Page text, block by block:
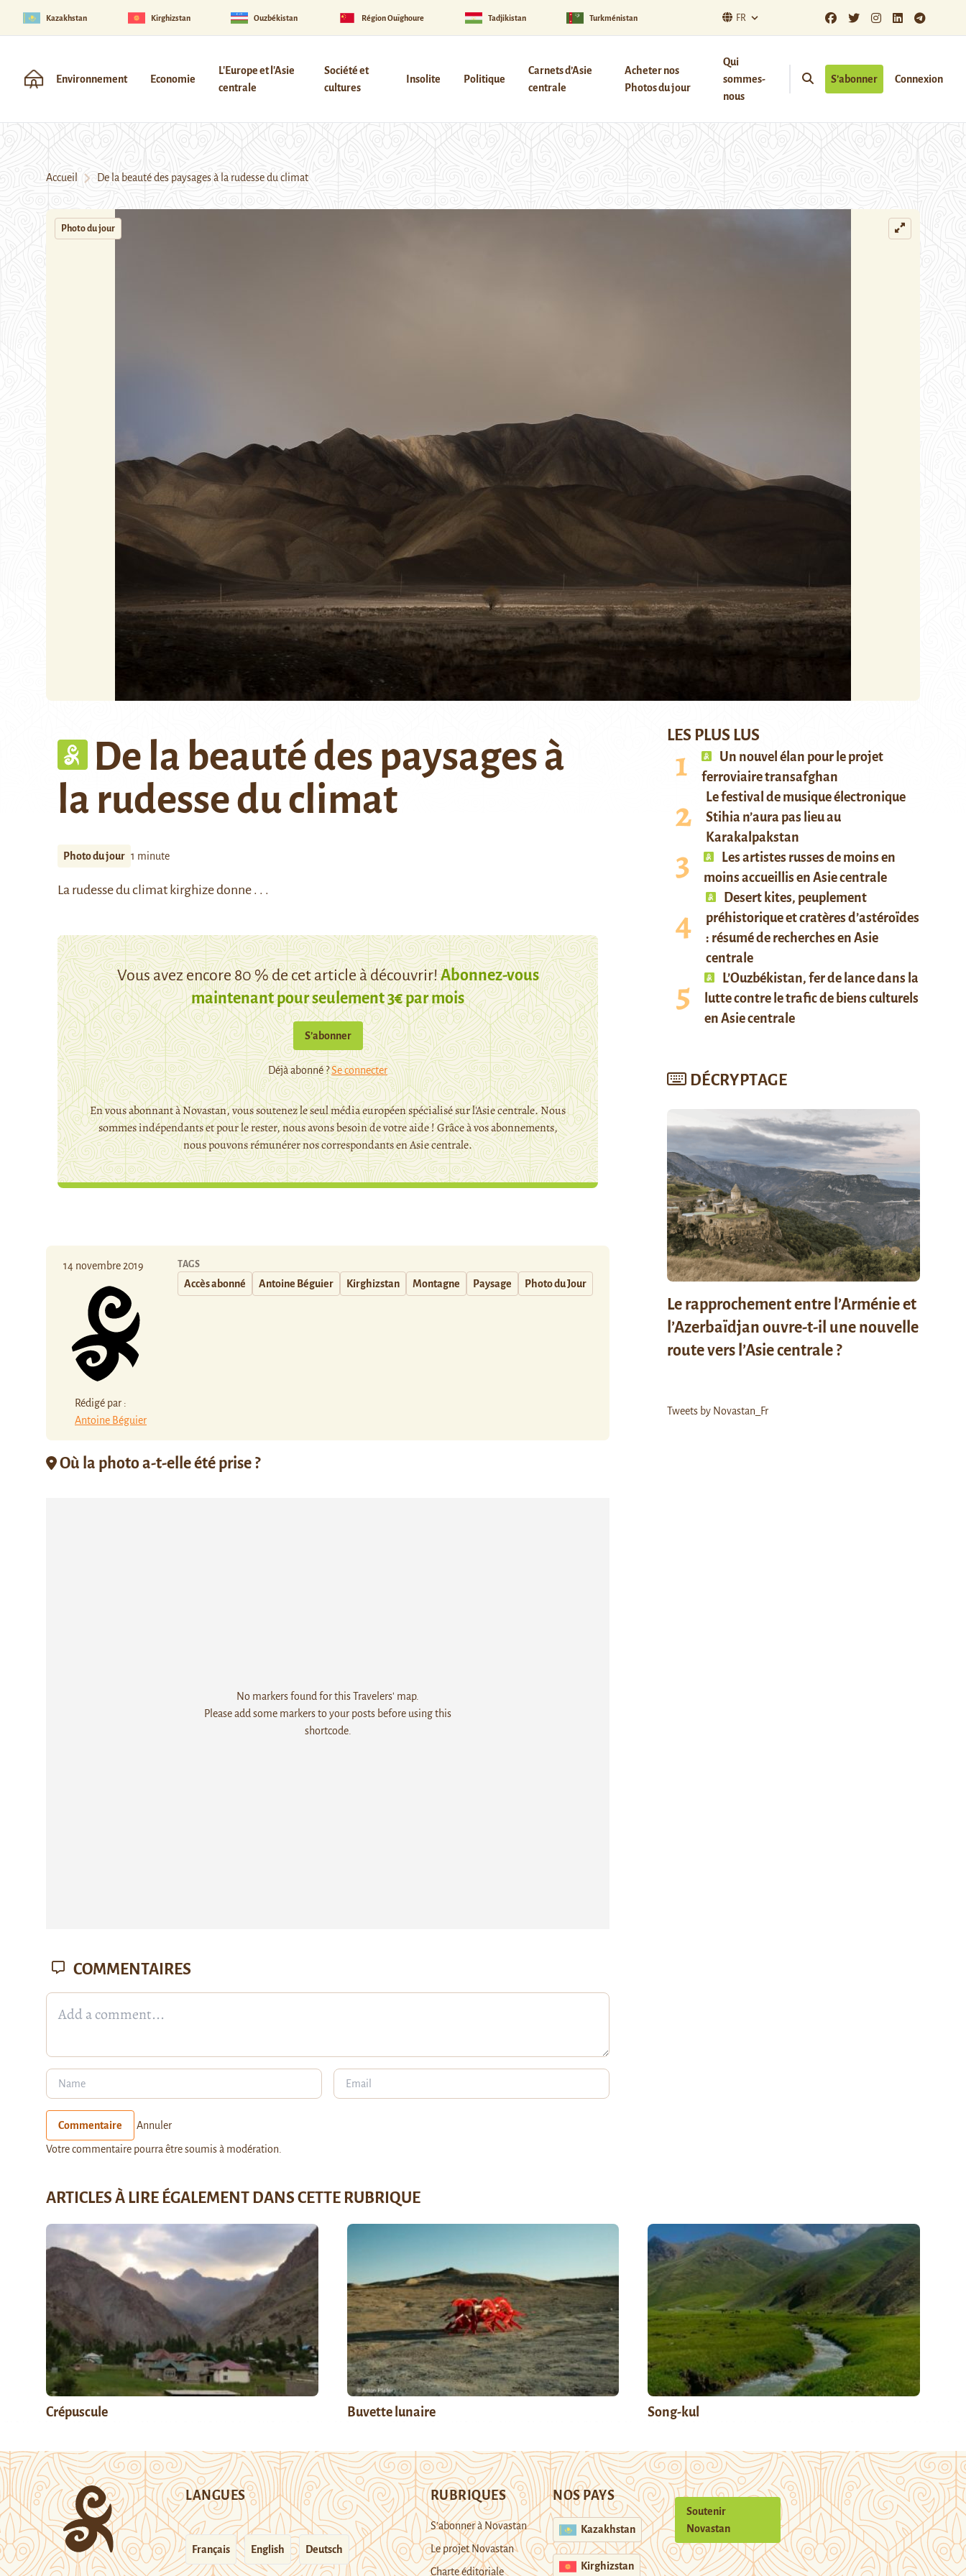
Kazakhstan Kirghizstan Ouzbékistan Région Ouïghoure Tadjikistan Turkménistan FR
Environnement Economie
L'Europe et l'Asie
centrale
Société et
cultures
Insolite Politique
Carnets d’Asie
centrale
Acheter nos
Photos du jour
Qui
sommes-
nous
S’abonner Connexion
Accueil De la beauté des paysages à la rudesse du climat
Photo du jour
De la beauté des paysages à
la rudesse du climat
Photo du jour 1 minute
La rudesse du climat kirghize donne . . .
Vous avez encore 80 % de cet article à découvrir!Abonnez-vous
maintenant pour seulement 3€ par mois
S’abonner
Déjà abonné ?Se connecter
En vous abonnant à Novastan, vous soutenez le seul média européen spécialisé sur l'Asie centrale. Nous
sommes indépendants et pour le rester, nous avons besoin de votre aide ! Grâce à vos abonnements,
nous pouvons rémunérer nos correspondants en Asie centrale.
14 novembre 2019
Rédigé par :
Antoine Béguier
TAGS
Accès abonné Antoine Béguier Kirghizstan Montagne Paysage Photo du Jour
Où la photo a-t-elle été prise ?
No markers found for this Travelers' map.
Please add some markers to your posts before using this
shortcode.
LES PLUS LUS
Un nouvel élan pour le projet
ferroviaire transafghan
Le festival de musique électronique
Stihia n’aura pas lieu au
Karakalpakstan
Les artistes russes de moins en
moins accueillis en Asie centrale
Desert kites, peuplement
préhistorique et cratères d’astéroïdes
: résumé de recherches en Asie
centrale
L’Ouzbékistan, fer de lance dans la
lutte contre le trafic de biens culturels
en Asie centrale
DÉCRYPTAGE
Le rapprochement entre l’Arménie et
l’Azerbaïdjan ouvre-t-il une nouvelle
route vers l’Asie centrale ?
Tweets by Novastan_Fr
COMMENTAIRES
Commentaire Annuler
Votre commentaire pourra être soumis à modération.
ARTICLES À LIRE ÉGALEMENT DANS CETTE RUBRIQUE
Crépuscule Buvette lunaire Song-kul
LANGUES
Français English Deutsch
RUBRIQUES
S’abonner à Novastan
Le projet Novastan
Charte éditoriale
NOS PAYS
Kazakhstan
Kirghizstan
Soutenir
Novastan